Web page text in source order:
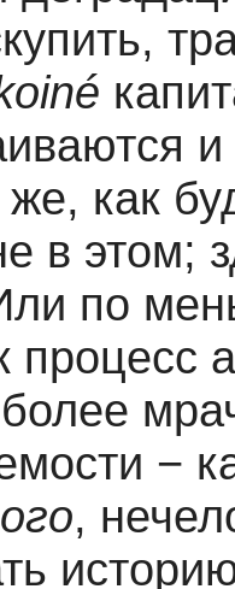
é
как
в этом;
по
процесс
−
,